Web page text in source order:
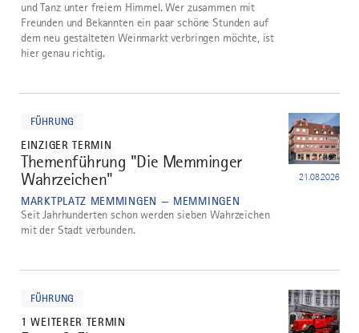
und Tanz unter freiem Himmel. Wer zusammen mit
Freunden und Bekannten ein paar schöne Stunden auf
dem neu gestalteten Weinmarkt verbringen möchte, ist
hier genau richtig.
FÜHRUNG
EINZIGER TERMIN
4
Themenführung "Die Memminger
Wahrzeichen"
MARKTPLATZ MEMMINGEN — MEMMINGEN
21.08.2026
Seit Jahrhunderten schon werden sieben Wahrzeichen
mit der Stadt verbunden.
FÜHRUNG
1 WEITERER TERMIN